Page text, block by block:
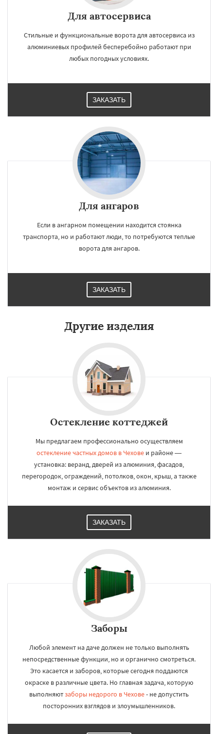
Для автосервиса
Стильные и функциональные ворота для автосервиса из
алюминиевых профилей бесперебойно работают при
любых погодных условиях.
ЗАКАЗАТЬ
Для ангаров
Если в ангарном помещении находится стоянка
транспорта, но и работают люди, то потребуются теплые
ворота для ангаров.
ЗАКАЗАТЬ
Другие изделия
Остекление коттеджей
Мы предлагаем профессионально осуществляем
остекление частных домов в Чехове и районе —
установка: веранд, дверей из алюминия, фасадов,
перегородок, ограждений, потолков, окон, крыш, а также
монтаж и сервис объектов из алюминия.
ЗАКАЗАТЬ
Заборы
Любой элемент на даче должен не только выполнять
непосредственные функции, но и органично смотреться.
Это касается и заборов, которые сегодня поддаются
окраске в различные цвета. Но главная задача, которую
выполняютзаборы недорого в Чехове- не допустить
посторонних взглядов и злоумышленников.